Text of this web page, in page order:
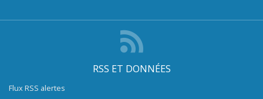
RSS ET DONNÉES
Flux RSS alertes